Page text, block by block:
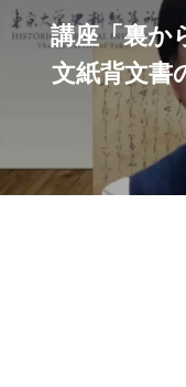
講座「裏か
文紙背文